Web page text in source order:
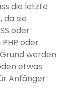
die letzte
da sie
oder
oder
werden
etwas
Anfänger